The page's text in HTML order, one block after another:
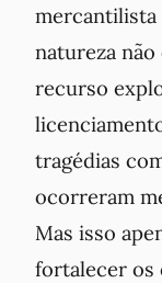
mercantilista
natureza
recurso
tragédias
ocorreram
Mas isso
fortalecer os